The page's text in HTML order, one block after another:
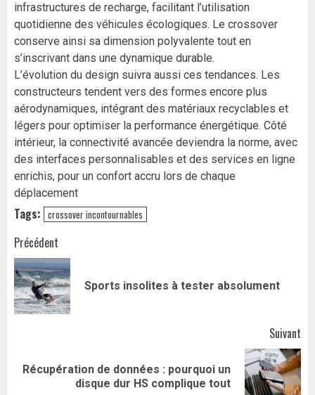
infrastructures de recharge, facilitant l’utilisation
quotidienne des véhicules écologiques. Le crossover
conserve ainsi sa dimension polyvalente tout en
s’inscrivant dans une dynamique durable.
L’évolution du design suivra aussi ces tendances. Les
constructeurs tendent vers des formes encore plus
aérodynamiques, intégrant des matériaux recyclables et
légers pour optimiser la performance énergétique. Côté
intérieur, la connectivité avancée deviendra la norme, avec
des interfaces personnalisables et des services en ligne
enrichis, pour un confort accru lors de chaque
déplacement
Tags: crossover incontournables
Navigation
d’article
Précédent
Sports insolites à tester absolument
Suivant
Article
Récupération de données : pourquoi un
disque dur HS complique tout